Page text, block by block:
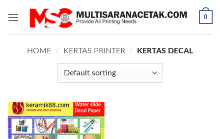
0
HOME / KERTAS PRINTER / KERTAS DECAL